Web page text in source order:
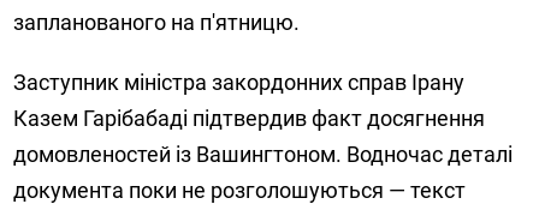
запланованого на п'ятницю.
Заступник міністра закордонних справ Ірану
Казем Гарібабаді підтвердив факт досягнення
домовленостей із Вашингтоном. Водночас деталі
документа поки не розголошуються — текст